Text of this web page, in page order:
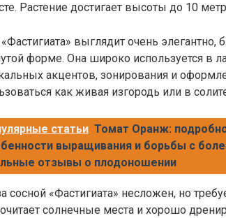
Растение достигает высоты до 10
выглядит очень элегантно,
форме. Она широко используется в
акцентов, зонирования и
как живая изгородь или в
статьи Томат Оранж:
выращивания и борьбы с
отзывы о плодоношении
сосной «Фастигиата» несложен, но
солнечные места и хорошо